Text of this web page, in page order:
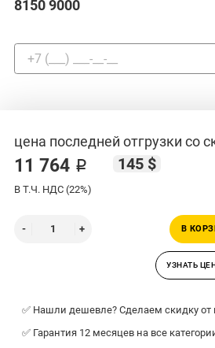
8150 9000
цена последней отгрузки со
11 764 ₽ 145 $
В Т.Ч. НДС (22%)
В
УЗНАТЬ
✅ Нашли дешевле? Сделаем скидку от
✅ Гарантия 12 месяцев на все